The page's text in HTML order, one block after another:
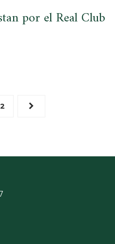
por el Real Club
2